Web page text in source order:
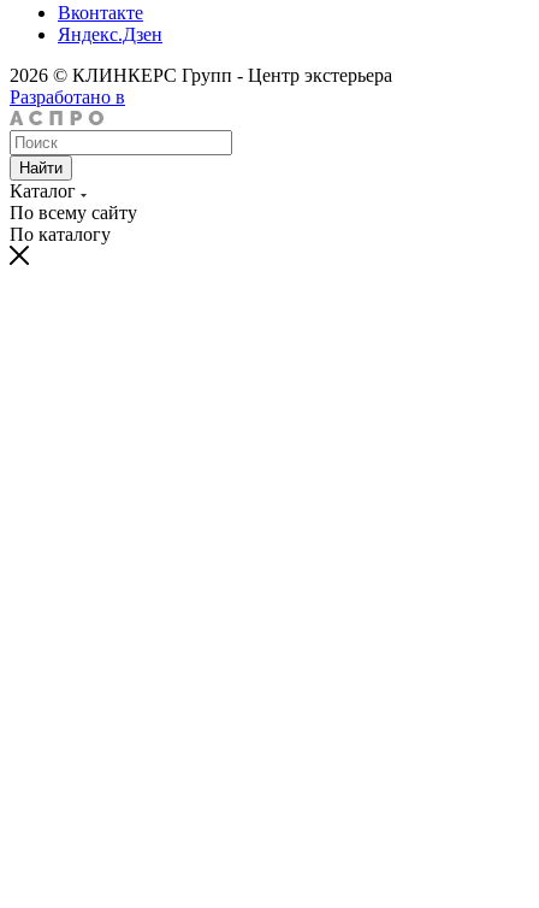
Вконтакте
Яндекс.Дзен
2026 © КЛИНКЕРС Групп - Центр экстерьера
Разработано в
Найти
Каталог
По всему сайту
По каталогу